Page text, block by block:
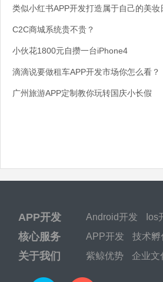
类似小红书APP开发打造属于自己的美妆
C2C商城系统贵不贵？
小伙花1800元自攒一台iPhone4
滴滴说要做租车APP开发市场你怎么看？
广州旅游APP定制教你玩转国庆小长假
APP开发 Android开发 Ios
核心服务 APP开发 技术孵
关于我们 紫鲸优势 企业文